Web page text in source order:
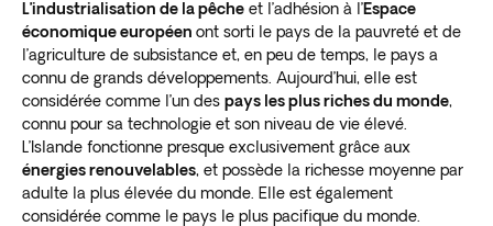
L’industrialisation de la pêche et l’adhésion à l’Espace
économique européen ont sorti le pays de la pauvreté et de
l’agriculture de subsistance et, en peu de temps, le pays a
connu de grands développements. Aujourd’hui, elle est
considérée comme l’un des pays les plus riches du monde,
connu pour sa technologie et son niveau de vie élevé.
L’Islande fonctionne presque exclusivement grâce aux
énergies renouvelables, et possède la richesse moyenne par
adulte la plus élevée du monde. Elle est également
considérée comme le pays le plus pacifique du monde.